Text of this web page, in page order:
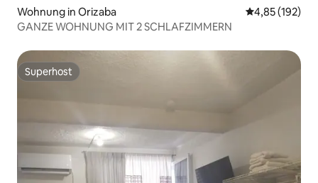
Wohnung in Orizaba
4,85 (192)
GANZE WOHNUNG MIT 2 SCHLAFZIMMERN
Superhost
Superhost